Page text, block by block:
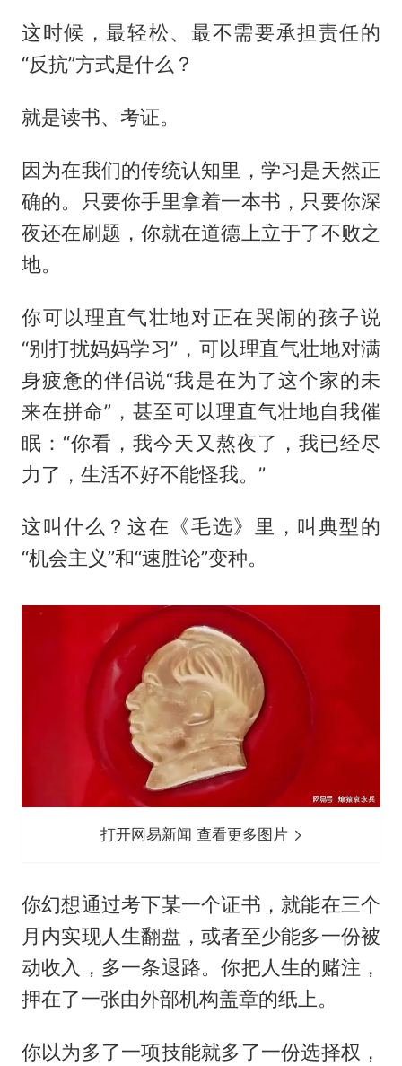
这时候，最轻松、最不需要承担责任的
“反抗”方式是什么？
就是读书、考证。
因为在我们的传统认知里，学习是天然正
确的。只要你手里拿着一本书，只要你深
夜还在刷题，你就在道德上立于了不败之
地。
你可以理直气壮地对正在哭闹的孩子说
“别打扰妈妈学习”，可以理直气壮地对满
身疲惫的伴侣说“我是在为了这个家的未
来在拼命”，甚至可以理直气壮地自我催
眠：“你看，我今天又熬夜了，我已经尽
力了，生活不好不能怪我。”
这叫什么？这在《毛选》里，叫典型的
“机会主义”和“速胜论”变种。
打开网易新闻 查看更多图片
你幻想通过考下某一个证书，就能在三个
月内实现人生翻盘，或者至少能多一份被
动收入，多一条退路。你把人生的赌注，
押在了一张由外部机构盖章的纸上。
你以为多了一项技能就多了一份选择权，